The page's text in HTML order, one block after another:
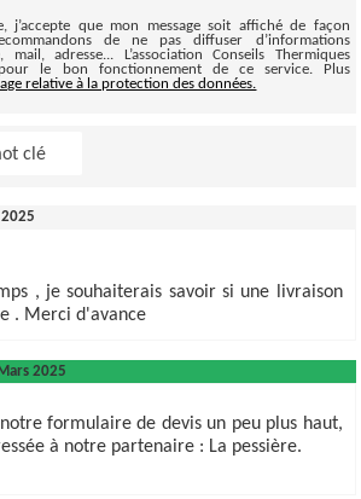
j’accepte que mon message soit affiché de façon
de ne pas diffuser d’informations
adresse... L’association Conseils Thermiques
le bon fonctionnement de ce service. Plus
relative à la protection des données.
, je souhaiterais savoir si une livraison
. Merci d'avance
2025
formulaire de devis un peu plus haut,
à notre partenaire : La pessière.